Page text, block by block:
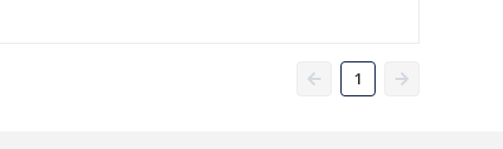
1